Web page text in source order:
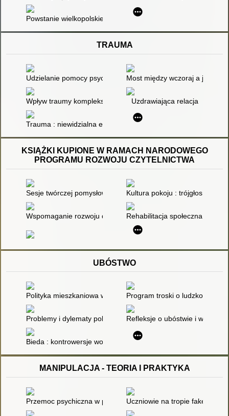
Powstanie wielkopolskie 1918-1919 : zeszyt ćwiczeń do
TRAUMA
Udzielanie pomocy psychologiczno-pedagogicznej uczniom
Most między wczoraj a jutro -
Wpływ traumy kompleksowej na konstytucję Ja
Uzdrawiająca relacja
Trauma : niewidzialna epidemia : jak ją oswoić
KSIĄŻKI KUPIONE W RAMACH NARODOWEGO
PROGRAMU ROZWOJU CZYTELNICTWA
Sesje twórczej pomysłowości dla pedagogów, psychologów i
Kultura pokoju : trójgłos
Wspomaganie rozwoju dziecka z ryzyka dysleksji
Rehabilitacja społeczna i
UBÓSTWO
Polityka mieszkaniowa wobec ubóstwa i wykluczenia
Program troski o ludzkość
Problemy i dylematy polityki społecznej w Polsce. Tom 1
Refleksje o ubóstwie i
Bieda : kontrowersje wokół pomiaru
MANIPULACJA - TEORIA I PRAKTYKA
Przemoc psychiczna w przestrzeni publicznej
Uczniowie na tropie fake